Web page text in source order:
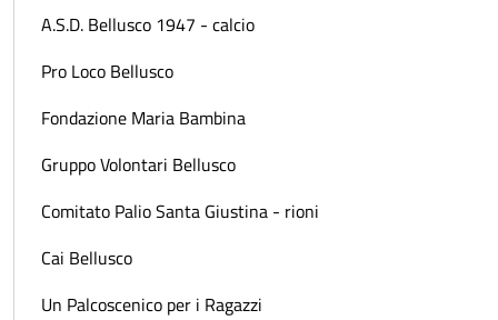
A.S.D. Bellusco 1947 - calcio
Pro Loco Bellusco
Fondazione Maria Bambina
Gruppo Volontari Bellusco
Comitato Palio Santa Giustina - rioni
Cai Bellusco
Un Palcoscenico per i Ragazzi